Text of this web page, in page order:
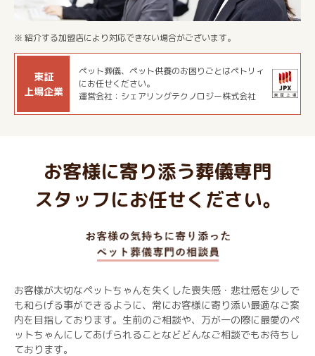
※ 紹介する加盟店により対応できない場合がございます。
東証
上場企業
ペット葬儀、ペット供養のお困りごとはペトリィ
にお任せください。
運営会社：シェアリングテクノロジー株式会社
お客様に寄り添う葬儀専門
スタッフにお任せください。
お客様が大切なペットちゃんを失くした喪失感・悲壮感を少しで
も和らげる事ができるように、常にお客様に寄り添い最適なご案
内を目指しております。生前のご相談や、万が一の際に最愛のペ
ットちゃんにしてあげられることなどどんなご相談でもお待ちし
ております。